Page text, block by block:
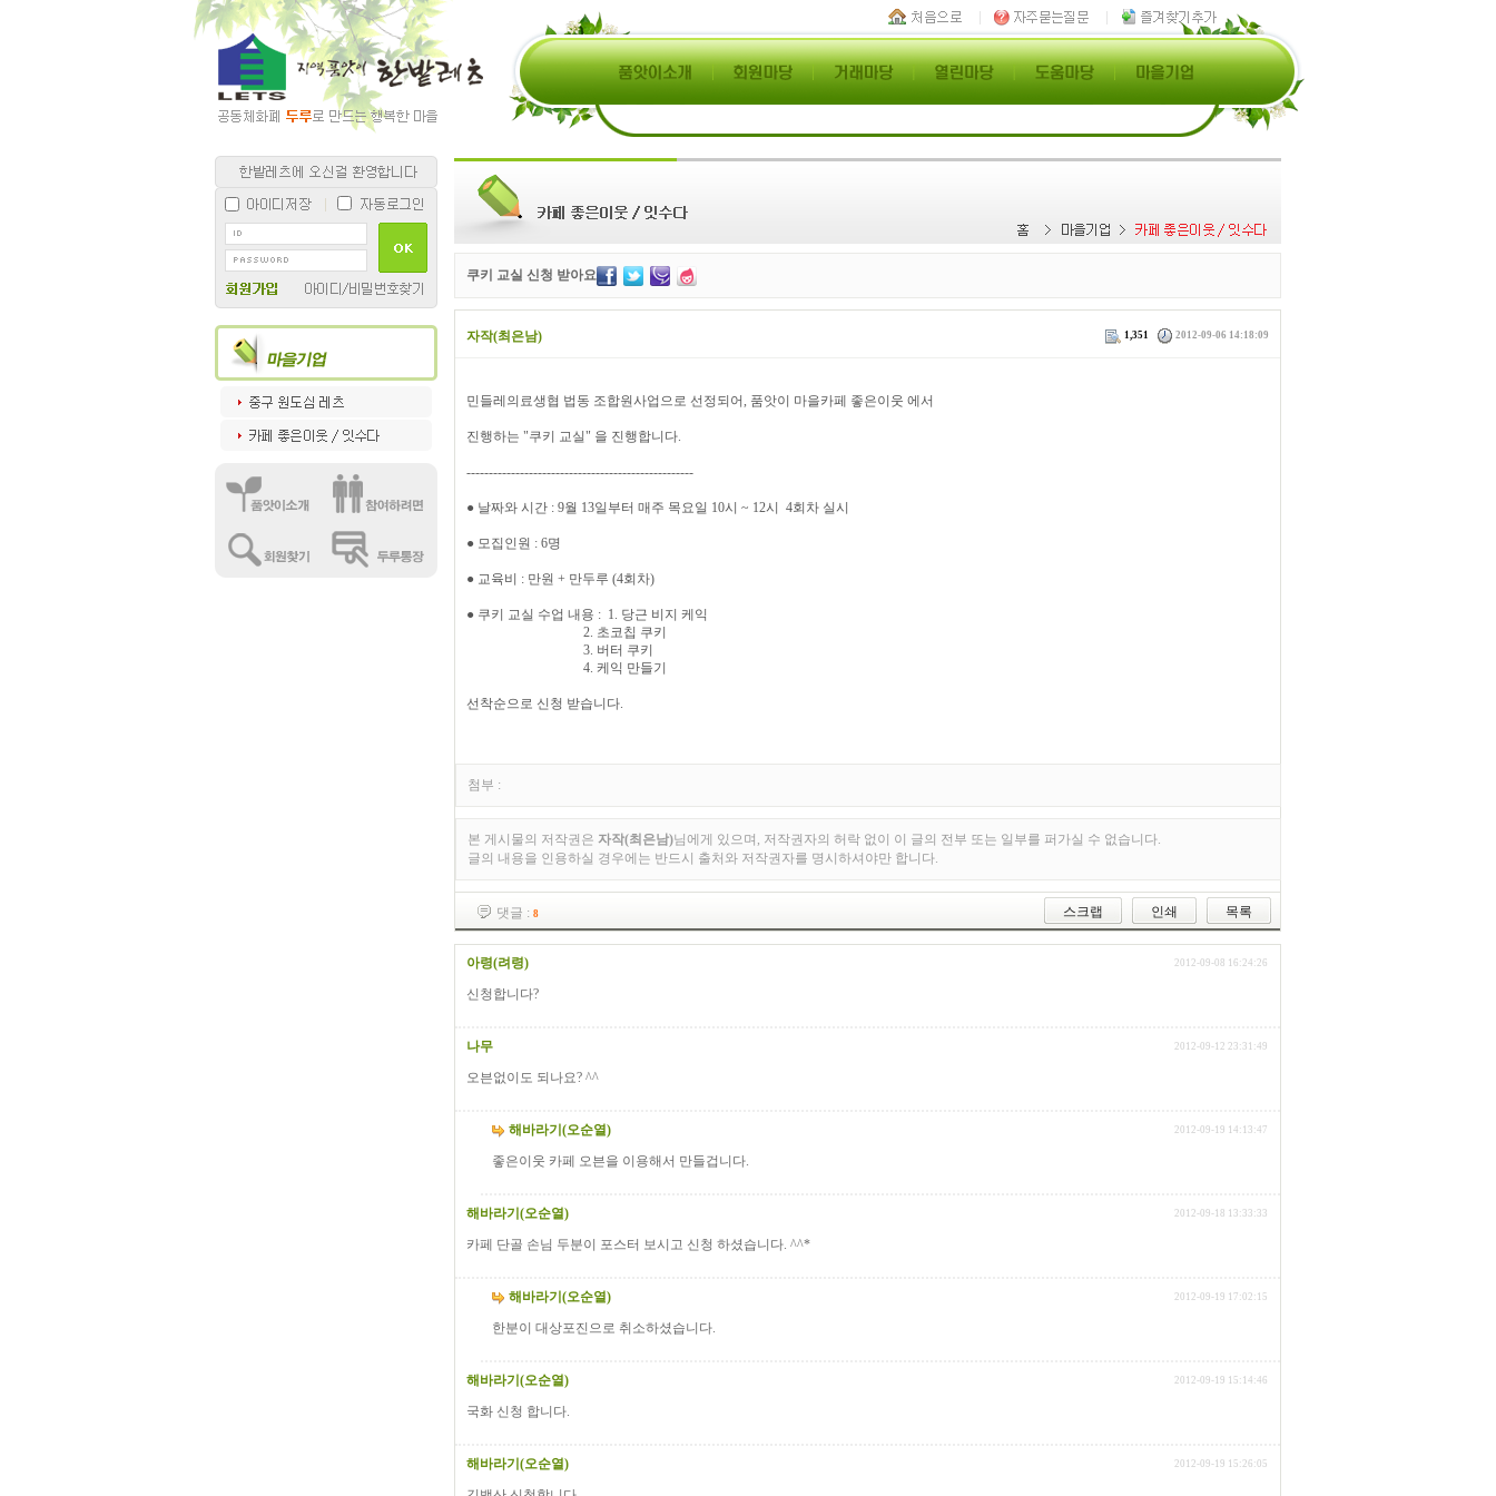
쿠키 교실 신청 받아요
자작(최은남) 1,351 2012-09-06 14:18:09
민들레의료생협 법동 조합원사업으로 선정되어, 품앗이 마을카페 좋은이웃 에서
진행하는 "쿠키 교실" 을 진행합니다.
---------------------------------------------------
● 날짜와 시간 : 9월 13일부터 매주 목요일 10시 ~ 12시 4회차 실시
● 모집인원 : 6명
● 교육비 : 만원 + 만두루 (4회차)
● 쿠키 교실 수업 내용 : 1. 당근 비지 케익
2. 초코칩 쿠키
3. 버터 쿠키
4. 케익 만들기
선착순으로 신청 받습니다.
첨부 :
본 게시물의 저작권은 자작(최은남)님에게 있으며, 저작권자의 허락 없이 이 글의 전부 또는 일부를 퍼가실 수 없습니다.
글의 내용을 인용하실 경우에는 반드시 출처와 저작권자를 명시하셔야만 합니다.
댓글 : 8 스크랩 인쇄 목록
아령(려령) 2012-09-08 16:24:26
신청합니다?
나무 2012-09-12 23:31:49
오븐없이도 되나요? ^^
해바라기(오순열) 2012-09-19 14:13:47
좋은이웃 카페 오븐을 이용해서 만들겁니다.
해바라기(오순열) 2012-09-18 13:33:33
카페 단골 손님 두분이 포스터 보시고 신청 하셨습니다. ^^*
해바라기(오순열) 2012-09-19 17:02:15
한분이 대상포진으로 취소하셨습니다.
해바라기(오순열) 2012-09-19 15:14:46
국화 신청 합니다.
해바라기(오순열) 2012-09-19 15:26:05